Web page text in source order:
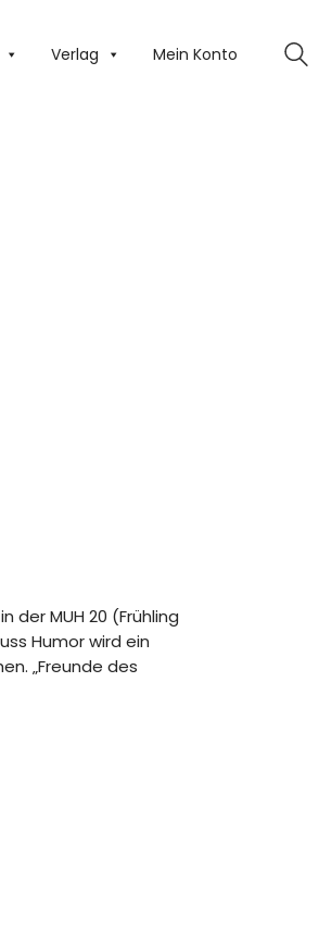
Verlag Mein Konto
MUH 20 (Frühling
Humor wird ein
„Freunde des